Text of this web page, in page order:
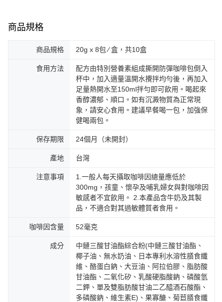
商品規格
商品規格 20g x 8包 ∕ 盒，共10盒
食用方法
配方由特別營養素組成撕開防彈咖啡包倒入
杯中，加入適量溫開水攪拌均勻後，再加入
足量熱開水至150ml拌勻即可飲用。喝起來
香醇濃郁、順口。如有沉澱物質為正常現
象，請安心食用。建議早餐喝一包，加強保
健喝兩包。
保存期限 24個月（未開封）
產地 台灣
注意事項
1.一般人每天攝取咖啡因總量應低於
300mg，孩童、懷孕及哺乳婦女與對咖啡因
敏感者不宜飲用。 2.本產品含牛奶及其製
品，不適合對其過敏體質者食用。
咖啡因含量 52毫克
成分
中鏈三酸甘油酯綜合粉(中鏈三酸甘油酯、
椰子油、無水奶油、日本專利水溶性膳食纖
維、酪蛋白鈉、大豆油、阿拉伯膠、脂肪酸
甘油酯、二氧化矽、乳酸硬脂酸鈉、磷酸氫
二鉀、單及雙脂肪酸甘油二乙醯酒石酸酯、
多磷酸鈉、維生素E)、果寡醣、菊苣膳食纖